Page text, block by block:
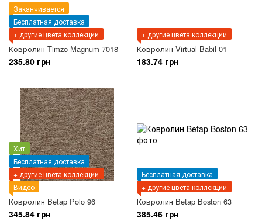
Заканчивается
Бесплатная доставка
+ другие цвета коллекции
Ковролин Timzo Magnum 7018
235.80 грн
+ другие цвета коллекции
Ковролин Virtual Babil 01
183.74 грн
Хит
Бесплатная доставка
+ другие цвета коллекции
Видео
Ковролин Betap Polo 96
345.84 грн
Бесплатная доставка
+ другие цвета коллекции
Ковролин Betap Boston 63
385.46 грн